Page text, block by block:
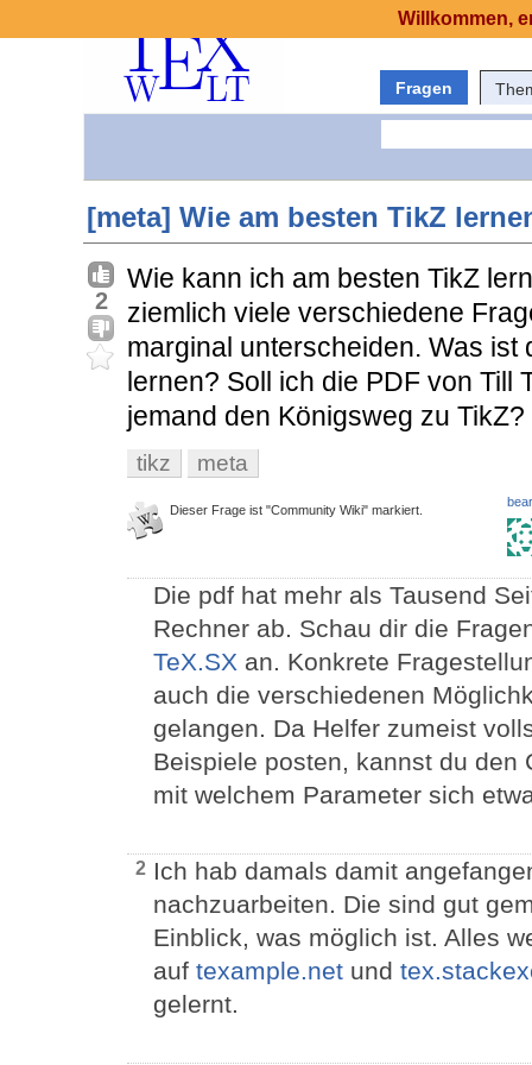
Fragen
[meta] Wie am besten TikZ
2
Wie kann ich am besten TikZ
ziemlich viele verschiedene
marginal unterscheiden. Was ist
lernen? Soll ich die PDF von Till
jemand den Königsweg zu TikZ?
tikz meta
Dieser Frage ist "Community Wiki" markiert.
Die pdf hat mehr als Tausend
Rechner ab. Schau dir die
TeX.SX an. Konkrete
auch die verschiedenen
gelangen. Da Helfer zumeist
Beispiele posten, kannst du den
mit welchem Parameter sich
2 Ich hab damals damit
nachzuarbeiten. Die sind gut
Einblick, was möglich ist. Alles
auf texample.net und
gelernt.
Willkommen,